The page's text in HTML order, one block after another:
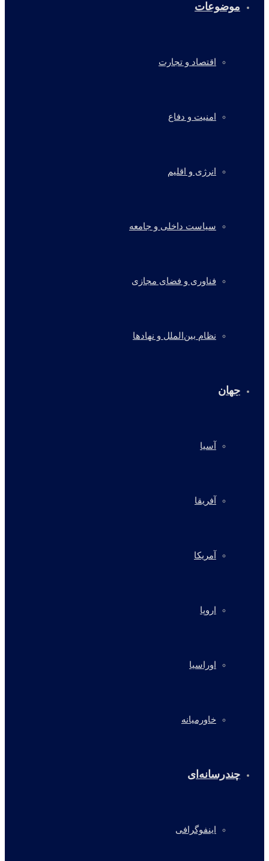
موضوعات
اقتصاد و تجارت
امنیت و دفاع
انرژی و اقلیم
سیاست داخلی و جامعه
فناوری و فضای مجازی
نظام بین‌الملل و نهادها
جهان
آسیا
آفریقا
آمریکا
اروپا
اوراسیا
خاورمیانه
چندرسانه‌ای
اینفوگرافی